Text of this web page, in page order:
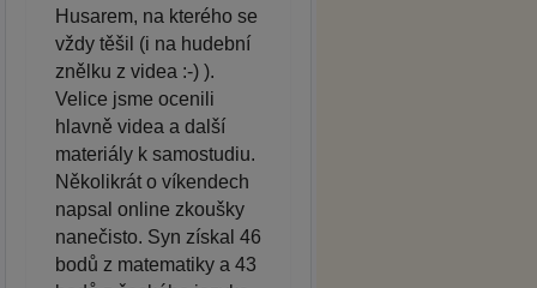
Husarem, na kterého se
vždy těšil (i na hudební
znělku z videa :-) ).
Velice jsme ocenili
hlavně videa a další
materiály k samostudiu.
Několikrát o víkendech
napsal online zkoušky
nanečisto. Syn získal 46
bodů z matematiky a 43